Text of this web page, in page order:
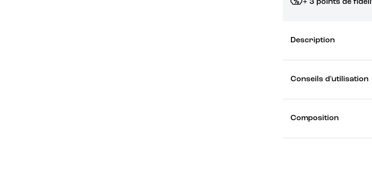
+ 3 points de
Description
Conseils d'utilisation
Composition